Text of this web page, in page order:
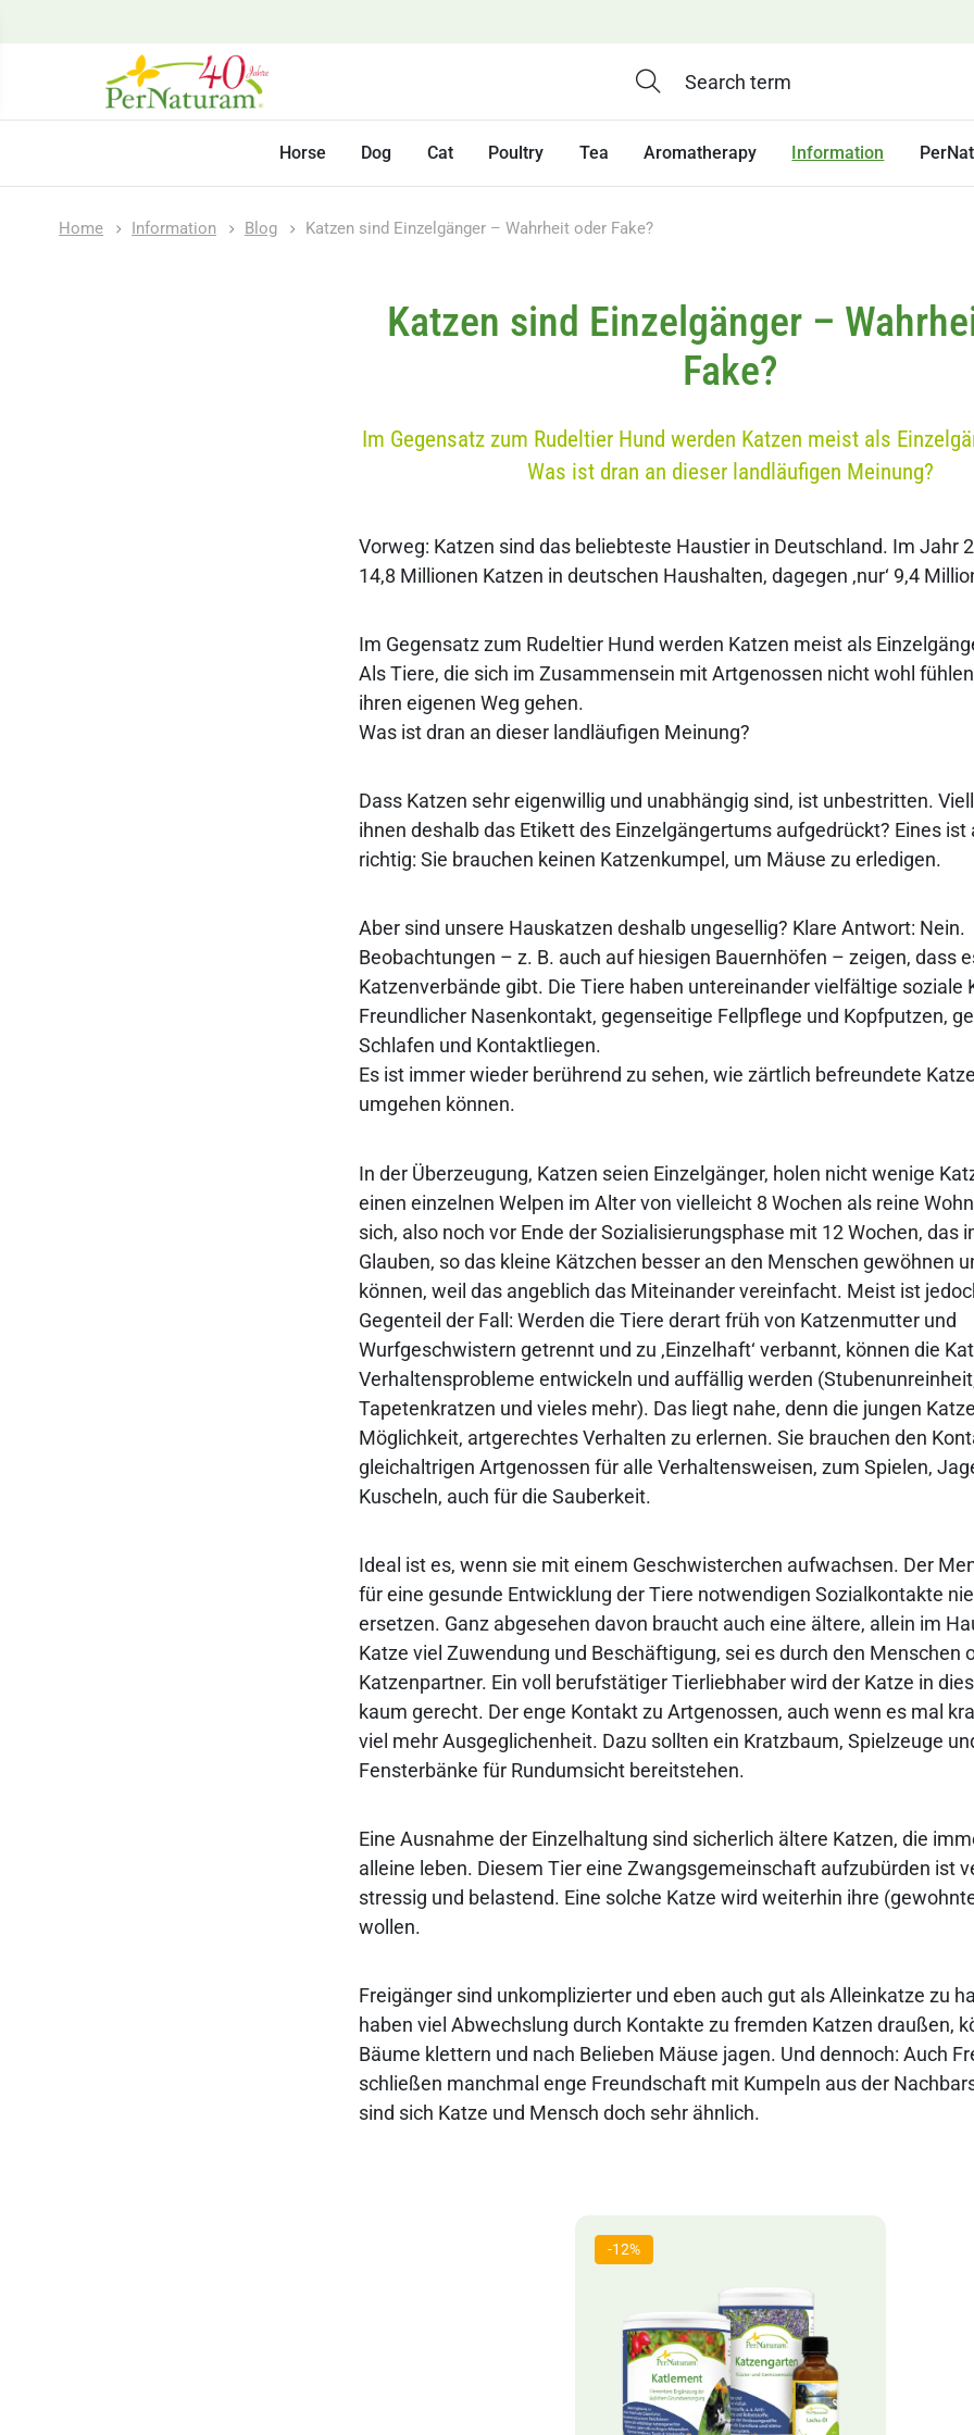
Horse Dog Cat Poultry Tea Aromatherapy Information
Home Information Blog Katzen sind Einzelgänger – Wahrheit oder Fake?
Katzen sind Einzelgänger –
Fake?
Im Gegensatz zum Rudeltier Hund werden Katzen meist als
Was ist dran an dieser landläufigen Meinung?
Vorweg: Katzen sind das beliebteste Haustier in Deutschland. Im Jahr
14,8 Millionen Katzen in deutschen Haushalten, dagegen ‚nur‘ 9,4
Im Gegensatz zum Rudeltier Hund werden Katzen meist als
Als Tiere, die sich im Zusammensein mit Artgenossen nicht wohl
ihren eigenen Weg gehen.
Was ist dran an dieser landläufigen Meinung?
Dass Katzen sehr eigenwillig und unabhängig sind, ist unbestritten.
ihnen deshalb das Etikett des Einzelgängertums aufgedrückt? Eines ist
richtig: Sie brauchen keinen Katzenkumpel, um Mäuse zu erledigen.
Aber sind unsere Hauskatzen deshalb ungesellig? Klare Antwort: Nein.
Beobachtungen – z. B. auch auf hiesigen Bauernhöfen – zeigen, dass
Katzenverbände gibt. Die Tiere haben untereinander vielfältige soziale
Freundlicher Nasenkontakt, gegenseitige Fellpflege und Kopfputzen,
Schlafen und Kontaktliegen.
Es ist immer wieder berührend zu sehen, wie zärtlich befreundete
umgehen können.
In der Überzeugung, Katzen seien Einzelgänger, holen nicht wenige
einen einzelnen Welpen im Alter von vielleicht 8 Wochen als reine
sich, also noch vor Ende der Sozialisierungsphase mit 12 Wochen, das
Glauben, so das kleine Kätzchen besser an den Menschen gewöhnen
können, weil das angeblich das Miteinander vereinfacht. Meist ist
Gegenteil der Fall: Werden die Tiere derart früh von Katzenmutter und
Wurfgeschwistern getrennt und zu ‚Einzelhaft‘ verbannt, können die
Verhaltensprobleme entwickeln und auffällig werden
Tapetenkratzen und vieles mehr). Das liegt nahe, denn die jungen
Möglichkeit, artgerechtes Verhalten zu erlernen. Sie brauchen den
gleichaltrigen Artgenossen für alle Verhaltensweisen, zum Spielen,
Kuscheln, auch für die Sauberkeit.
Ideal ist es, wenn sie mit einem Geschwisterchen aufwachsen. Der
für eine gesunde Entwicklung der Tiere notwendigen Sozialkontakte
ersetzen. Ganz abgesehen davon braucht auch eine ältere, allein im
Katze viel Zuwendung und Beschäftigung, sei es durch den Menschen
Katzenpartner. Ein voll berufstätiger Tierliebhaber wird der Katze in
kaum gerecht. Der enge Kontakt zu Artgenossen, auch wenn es mal
viel mehr Ausgeglichenheit. Dazu sollten ein Kratzbaum, Spielzeuge
Fensterbänke für Rundumsicht bereitstehen.
Eine Ausnahme der Einzelhaltung sind sicherlich ältere Katzen, die
alleine leben. Diesem Tier eine Zwangsgemeinschaft aufzubürden ist
stressig und belastend. Eine solche Katze wird weiterhin ihre
wollen.
Freigänger sind unkomplizierter und eben auch gut als Alleinkatze zu
haben viel Abwechslung durch Kontakte zu fremden Katzen draußen,
Bäume klettern und nach Belieben Mäuse jagen. Und dennoch: Auch
schließen manchmal enge Freundschaft mit Kumpeln aus der
sind sich Katze und Mensch doch sehr ähnlich.